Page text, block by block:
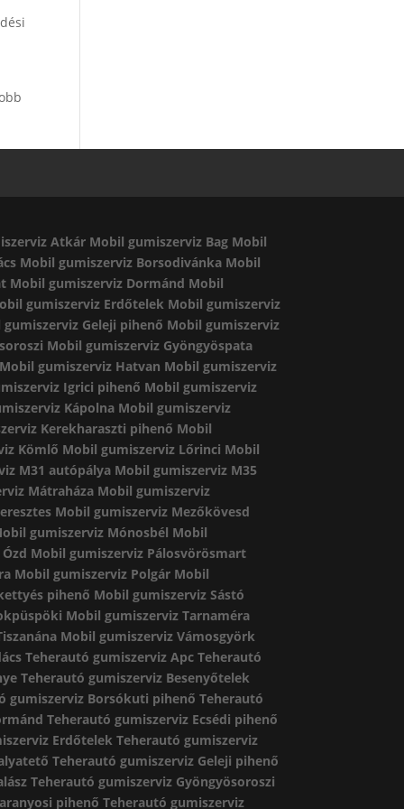
Atkár Mobil gumiszerviz Bag Mobil
Mobil gumiszerviz Borsodivánka Mobil
Mobil gumiszerviz Dormánd Mobil
gumiszerviz Erdőtelek Mobil gumiszerviz
gumiszerviz Geleji pihenő Mobil gumiszerviz
Mobil gumiszerviz Gyöngyöspata
Mobil gumiszerviz Hatvan Mobil gumiszerviz
Igrici pihenő Mobil gumiszerviz
Kápolna Mobil gumiszerviz
Kerekharaszti pihenő Mobil
Kömlő Mobil gumiszerviz Lőrinci Mobil
M31 autópálya Mobil gumiszerviz M35
Mátraháza Mobil gumiszerviz
Mobil gumiszerviz Mezőkövesd
gumiszerviz Mónosbél Mobil
Mobil gumiszerviz Pálosvörösmart
Mobil gumiszerviz Polgár Mobil
pihenő Mobil gumiszerviz Sástó
Mobil gumiszerviz Tarnaméra
Mobil gumiszerviz Vámosgyörk
Teherautó gumiszerviz Apc Teherautó
Teherautó gumiszerviz Besenyőtelek
gumiszerviz Borsókuti pihenő Teherautó
Teherautó gumiszerviz Ecsédi pihenő
Erdőtelek Teherautó gumiszerviz
Teherautó gumiszerviz Geleji pihenő
Teherautó gumiszerviz Gyöngyösoroszi
pihenő Teherautó gumiszerviz